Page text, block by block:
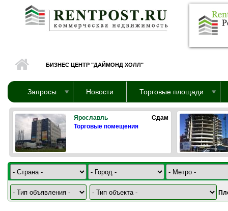
Перейти к основному содержанию
БИЗНЕС ЦЕНТР "ДАЙМОНД ХОЛЛ"
Запросы Новости Торговые площади
Ярославль
Сдам
Торговые помещения